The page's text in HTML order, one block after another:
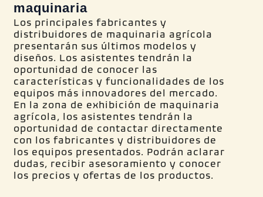
maquinaria
Los principales fabricantes y
distribuidores de maquinaria agrícola
presentarán sus últimos modelos y
diseños. Los asistentes tendrán la
oportunidad de conocer las
características y funcionalidades de los
equipos más innovadores del mercado.
En la zona de exhibición de maquinaria
agrícola, los asistentes tendrán la
oportunidad de contactar directamente
con los fabricantes y distribuidores de
los equipos presentados. Podrán aclarar
dudas, recibir asesoramiento y conocer
los precios y ofertas de los productos.